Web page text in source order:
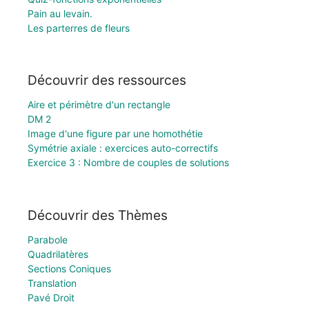
Pain au levain.
Les parterres de fleurs
Découvrir des ressources
Aire et périmètre d'un rectangle
DM 2
Image d'une figure par une homothétie
Symétrie axiale : exercices auto-correctifs
Exercice 3 : Nombre de couples de solutions
Découvrir des Thèmes
Parabole
Quadrilatères
Sections Coniques
Translation
Pavé Droit